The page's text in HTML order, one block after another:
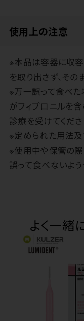
使用上の注意
※本品は容器に収
を取り出さず、その
※万一誤って食べた
がフィプロニルを
診療を受けてくださ
※定められた用法及
※使用中や保管の際
誤って食べないよう
よく一緒